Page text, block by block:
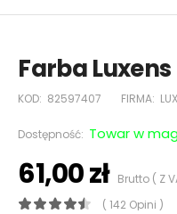
Farba
KOD: 82597407 FIRMA:
Dostępność: Towar w
61,00 złBrutto ( Z
( 142 Opini )